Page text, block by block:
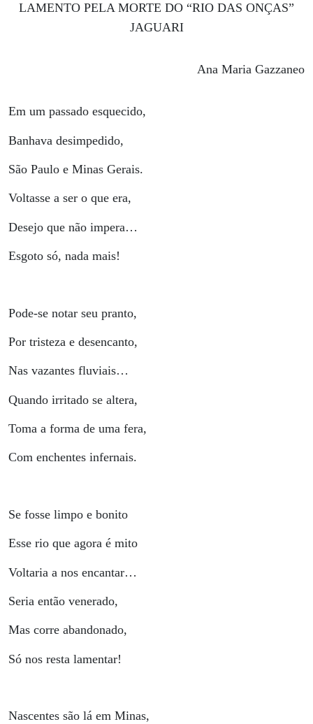
LAMENTO PELA MORTE DO “RIO DAS ONÇAS”
JAGUARI
Ana Maria Gazzaneo
Em um passado esquecido,
Banhava desimpedido,
São Paulo e Minas Gerais.
Voltasse a ser o que era,
Desejo que não impera…
Esgoto só, nada mais!
Pode-se notar seu pranto,
Por tristeza e desencanto,
Nas vazantes fluviais…
Quando irritado se altera,
Toma a forma de uma fera,
Com enchentes infernais.
Se fosse limpo e bonito
Esse rio que agora é mito
Voltaria a nos encantar…
Seria então venerado,
Mas corre abandonado,
Só nos resta lamentar!
Nascentes são lá em Minas,